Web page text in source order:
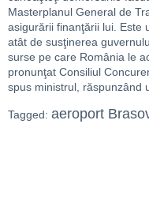
Masterplanul General de
asigurării finanţării lui. Este
atât de susţinerea
surse pe care România le
pronunţat Consiliul
spus ministrul, răspunzând
Tagged: aeroport